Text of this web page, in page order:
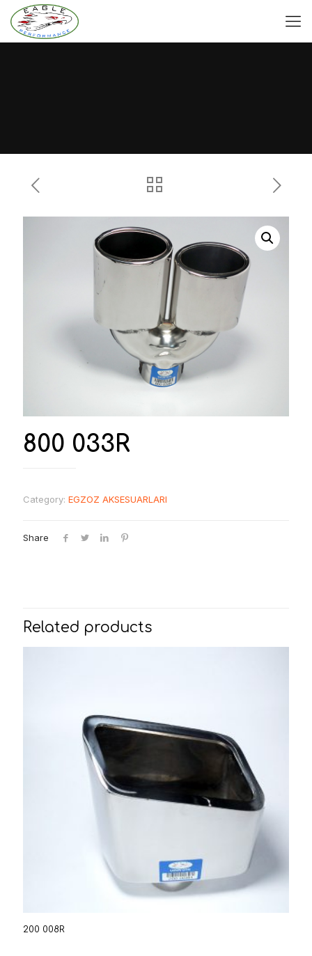
800 033R
Category: EGZOZ AKSESUARLARI
Share
Related products
200 008R